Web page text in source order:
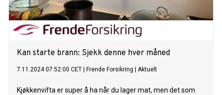
Kan starte brann: Sjekk denne hver måned
7.11.2024 07:52:00 CET Frende Forsikring Aktuelt
Kjøkkenvifta er super å ha når du lager mat, men det som